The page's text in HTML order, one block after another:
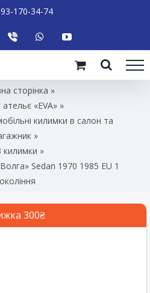
170-34-74
сторінка »
«EVA»»
килимки в салон та
»
килимки »
Sedan 1970 1985 EU 1
300₴